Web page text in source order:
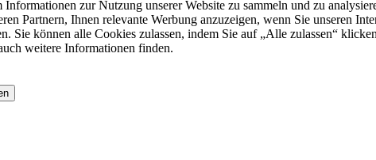
zur Nutzung unserer Website zu sammeln und zu
Partnern, Ihnen relevante Werbung anzuzeigen, wenn Sie unseren
Sie können alle Cookies zulassen, indem Sie auf „Alle zulassen“
weitere Informationen finden.